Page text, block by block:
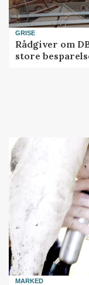
GRISE
Rådgiver om
store
MARKED